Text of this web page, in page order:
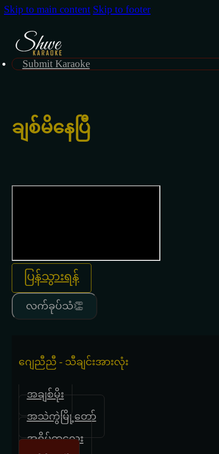
Skip to main content Skip to footer
Submit Karaoke
ချစ်မိနေပြီ
ပြန်သွားရန်
လက်ခုပ်သံ👏
ဂျေညီညီ - သီချင်းအားလုံး
အချစ်မိုး
အသဲကွဲမြို့တော်
အရိပ်ကလေး